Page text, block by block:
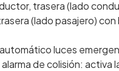
trasera (lado
(lado pasajero) con
luces
de colisión: activa